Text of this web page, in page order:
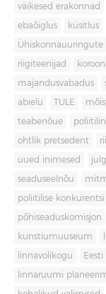
väikesed erakonnad
ebaõiglus küsitlus
riigiteenijad
majandusvabadus
abielu TULE
teabenõue
ohtlik pretsedent
uued inimesed
seaduseelnõu
poliitilise
põhiseaduskomisjon
kunstiumuuseum
linnavolikogu Eesti
linnaruumi